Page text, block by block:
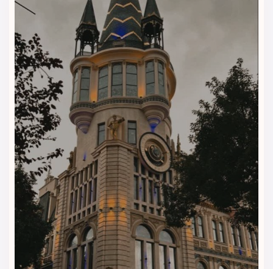
اقامت‌های طولانی‌تر هستند.
امکانات رفاهی و خدمات هتل
ایساکا تفلیس | اقامت اقتصادی با
خدمات کامل و کاربردی